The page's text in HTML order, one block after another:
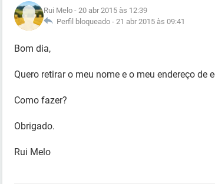
Rui Melo - 20 abr 2015 às 12:39
Perfil bloqueado - 21 abr 2015 às 09:41
Bom dia,
Quero retirar o meu nome e o meu endereço de
Como fazer?
Obrigado.
Rui Melo